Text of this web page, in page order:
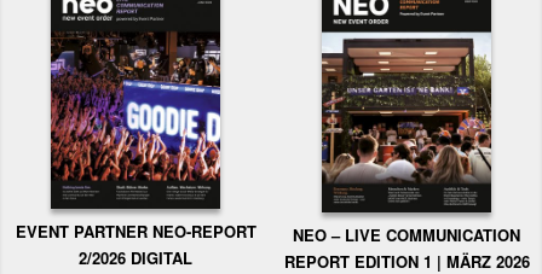
EVENT PARTNER NEO-REPORT
2/2026 DIGITAL
NEO – LIVE COMMUNICATION
REPORT EDITION 1 | MÄRZ 2026